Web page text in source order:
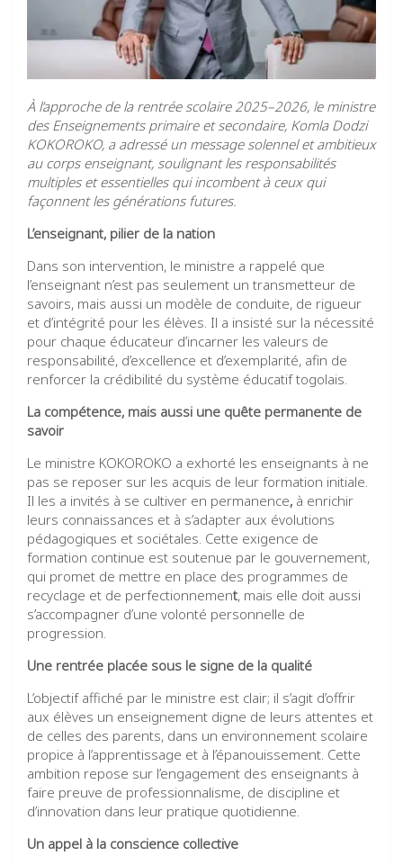
À l’approche de la rentrée scolaire 2025–2026, le ministre
des Enseignements primaire et secondaire, Komla Dodzi
KOKOROKO, a adressé un message solennel et ambitieux
au corps enseignant, soulignant les responsabilités
multiples et essentielles qui incombent à ceux qui
façonnent les générations futures.
L’enseignant, pilier de la nation
Dans son intervention, le ministre a rappelé que
l’enseignant n’est pas seulement un transmetteur de
savoirs, mais aussi un modèle de conduite, de rigueur
et d’intégrité pour les élèves. Il a insisté sur la nécessité
pour chaque éducateur d’incarner les valeurs de
responsabilité, d’excellence et d’exemplarité, afin de
renforcer la crédibilité du système éducatif togolais.
La compétence, mais aussi une quête permanente de
savoir
Le ministre KOKOROKO a exhorté les enseignants à ne
pas se reposer sur les acquis de leur formation initiale.
Il les a invités à se cultiver en permanence, à enrichir
leurs connaissances et à s’adapter aux évolutions
pédagogiques et sociétales. Cette exigence de
formation continue est soutenue par le gouvernement,
qui promet de mettre en place des programmes de
recyclage et de perfectionnement, mais elle doit aussi
s’accompagner d’une volonté personnelle de
progression.
Une rentrée placée sous le signe de la qualité
L’objectif affiché par le ministre est clair; il s’agit d’offrir
aux élèves un enseignement digne de leurs attentes et
de celles des parents, dans un environnement scolaire
propice à l’apprentissage et à l’épanouissement. Cette
ambition repose sur l’engagement des enseignants à
faire preuve de professionnalisme, de discipline et
d’innovation dans leur pratique quotidienne.
Un appel à la conscience collective